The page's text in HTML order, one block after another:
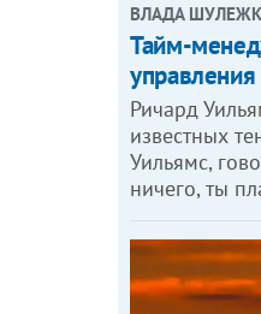
ВЛАДА
Тайм-
Ричард
известных
Уильямс,
ничего, ты